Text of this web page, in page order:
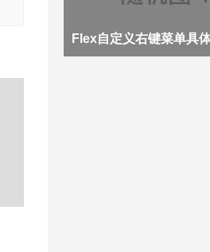
Flex自定义右键菜单具